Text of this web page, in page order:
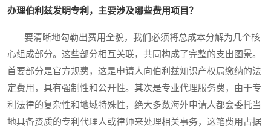
办理伯利兹发明专利，主要涉及哪些费用项目？
要清晰地勾勒出费用全貌，我们必须将总成本分解为几个核
心组成部分。这些部分相互关联，共同构成了完整的支出图景。
首要部分是官方规费，这是申请人向伯利兹知识产权局缴纳的法
定费用，具有强制性和公开性。其次是专业代理服务费，由于专
利法律的复杂性和地域特殊性，绝大多数海外申请人都会委托当
地具备资质的专利代理人或律师来处理相关事务，这笔费用占据